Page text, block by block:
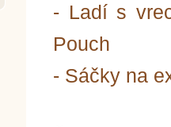
- Ladí s
Pouch
- Sáčky na